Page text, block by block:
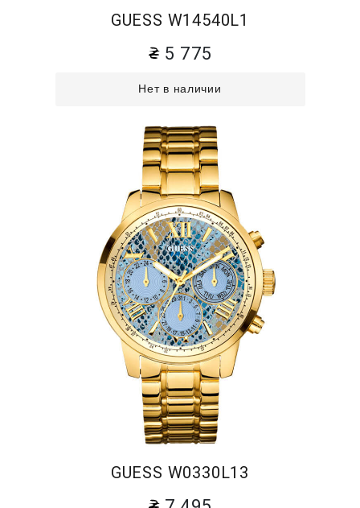
GUESS W14540L1
5 775
Нет в наличии
GUESS W0330L13